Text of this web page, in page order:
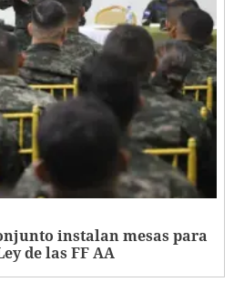
instalan mesas para
de las FF AA